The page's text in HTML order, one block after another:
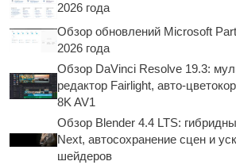
2026 года
Обзор обновлений Microsoft
2026 года
Обзор DaVinci Resolve 19.3:
редактор Fairlight, авто-
8K AV1
Обзор Blender 4.4 LTS:
Next, автосохранение сцен и
шейдеров